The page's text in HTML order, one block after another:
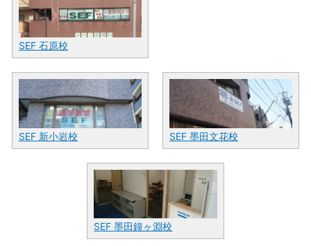
SEF 石原校
SEF 新小岩校 SEF 墨田文花校
SEF 墨田鐘ヶ淵校